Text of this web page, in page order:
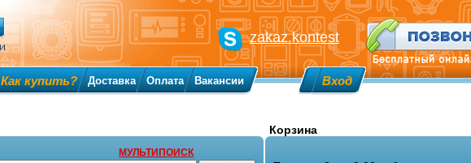
zakaz.kontest
Как купить? Доставка Оплата Вакансии Вход
МУЛЬТИПОИСК
Корзина